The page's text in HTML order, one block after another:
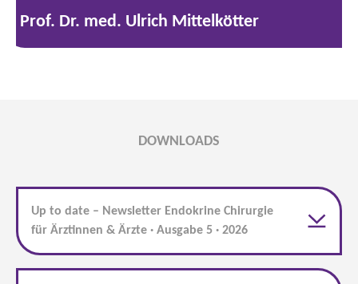
Prof. Dr. med. Ulrich Mittelkötter
DOWNLOADS
Up to date – Newsletter Endokrine Chirurgie
für Ärztinnen & Ärzte · Ausgabe 5 · 2026